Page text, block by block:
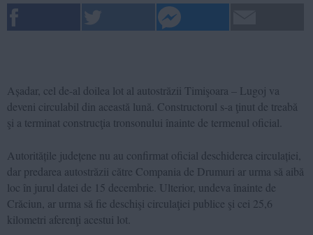
Așadar, cel de-al doilea lot al autostrăzii Timişoara – Lugoj va
deveni circulabil din această lună. Constructorul s-a ţinut de treabă
şi a terminat construcţia tronsonului înainte de termenul oficial.
Autoritățile județene nu au confirmat oficial deschiderea circulației,
dar predarea autostrăzii către Compania de Drumuri ar urma să aibă
loc în jurul datei de 15 decembrie. Ulterior, undeva înainte de
Crăciun, ar urma să fie deschişi circulaţiei publice şi cei 25,6
kilometri aferenţi acestui lot.